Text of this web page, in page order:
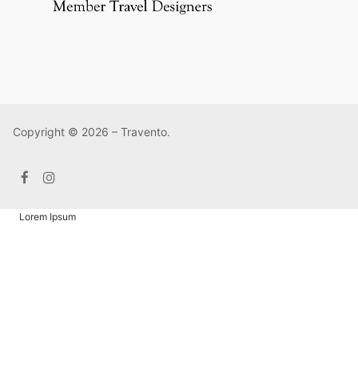
Copyright © 2026 – Travento.
Lorem Ipsum